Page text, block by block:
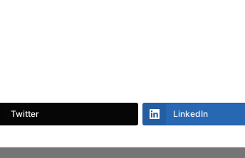
Twitter LinkedIn